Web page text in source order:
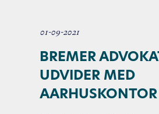
01-09-2021
BREMER
UDVIDER MED
AARHUSKONTOR